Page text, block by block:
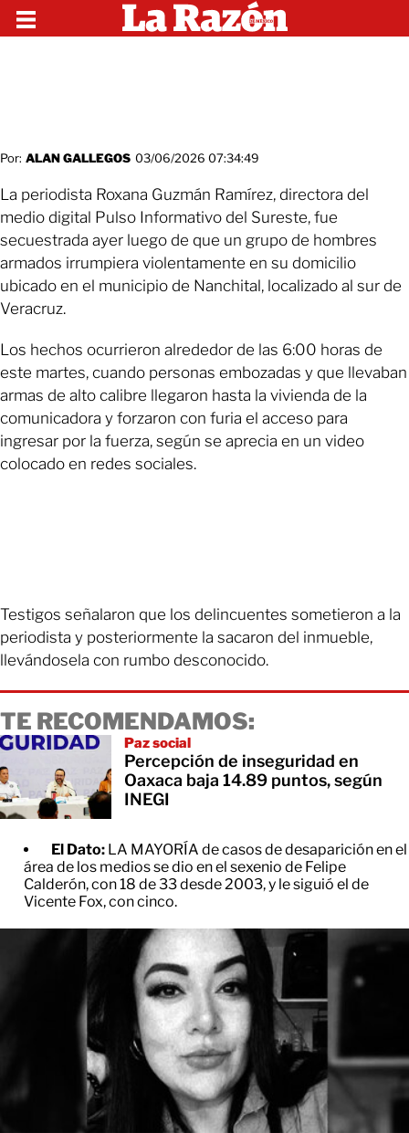
Por: ALAN GALLEGOS 03/06/2026 07:34:49
La periodista Roxana Guzmán Ramírez, directora del
medio digital Pulso Informativo del Sureste, fue
secuestrada ayer luego de que un grupo de hombres
armados irrumpiera violentamente en su domicilio
ubicado en el municipio de Nanchital, localizado al sur de
Veracruz.
Los hechos ocurrieron alrededor de las 6:00 horas de
este martes, cuando personas embozadas y que llevaban
armas de alto calibre llegaron hasta la vivienda de la
comunicadora y forzaron con furia el acceso para
ingresar por la fuerza, según se aprecia en un video
colocado en redes sociales.
Testigos señalaron que los delincuentes sometieron a la
periodista y posteriormente la sacaron del inmueble,
llevándosela con rumbo desconocido.
TE RECOMENDAMOS:
Paz social
Percepción de inseguridad en
Oaxaca baja 14.89 puntos, según
INEGI
El Dato: LA MAYORÍA de casos de desaparición en el
área de los medios se dio en el sexenio de Felipe
Calderón, con 18 de 33 desde 2003, y le siguió el de
Vicente Fox, con cinco.